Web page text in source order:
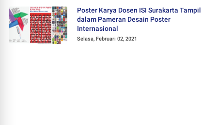
Poster Karya Dosen ISI Surakarta Tampil
dalam Pameran Desain Poster
Internasional
Selasa, Februari 02, 2021